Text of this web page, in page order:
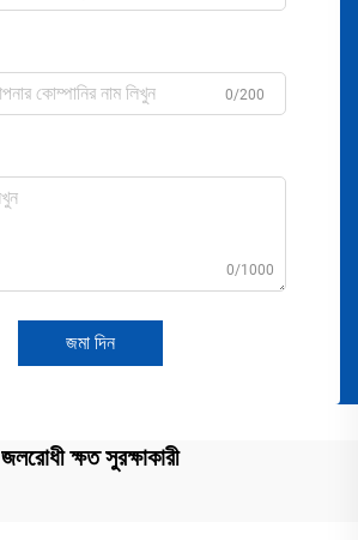
0/200
0/1000
জমা দিন
জলরোধী ক্ষত সুরক্ষাকারী